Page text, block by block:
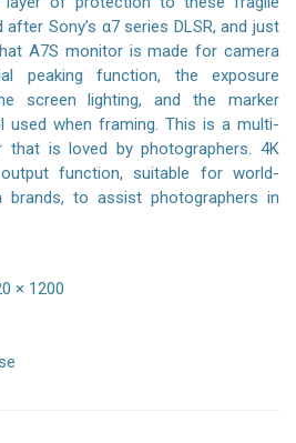
Sony’s α7 series DLSR, and just
A7S monitor is made for camera
peaking function, the exposure
screen lighting, and the marker
used when framing. This is a multi-
that is loved by photographers. 4K
function, suitable for world-
brands, to assist photographers in
× 1200